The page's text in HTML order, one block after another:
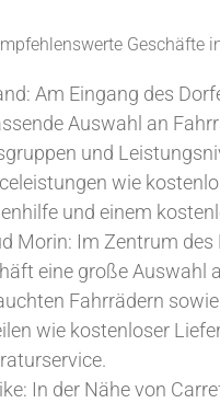
Geschäfte
Am Eingang des
Auswahl an
und
wie
und einem
Morin: Im Zentrum des
eine große Auswahl
Fahrrädern
wie kostenloser
In der Nähe von